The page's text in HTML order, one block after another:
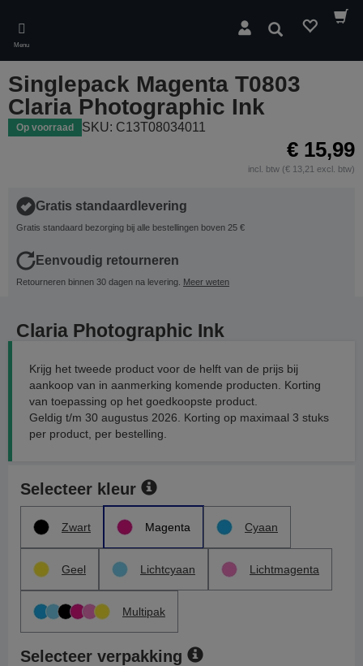
main
content
Menu
Zoeken
Singlepack Magenta T0803
Claria Photographic Ink
Op voorraad SKU: C13T08034011
€ 15,99
incl. btw (€ 13,21 excl. btw)
Gratis standaardlevering
Gratis standaard bezorging bij alle bestellingen boven 25 €
Eenvoudig retourneren
Retourneren binnen 30 dagen na levering. Meer weten
Claria Photographic Ink
Krijg het tweede product voor de helft van de prijs bij
aankoop van in aanmerking komende producten. Korting
van toepassing op het goedkoopste product.
Geldig t/m 30 augustus 2026. Korting op maximaal 3 stuks
per product, per bestelling.
Selecteer kleur
Zwart Magenta Cyaan
Geel Lichtcyaan Lichtmagenta
Multipak
Selecteer verpakking